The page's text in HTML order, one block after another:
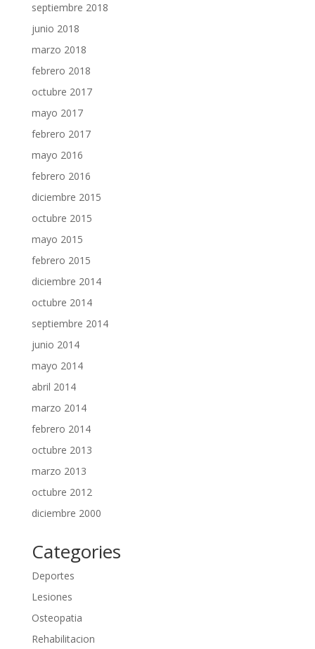
septiembre 2018
junio 2018
marzo 2018
febrero 2018
octubre 2017
mayo 2017
febrero 2017
mayo 2016
febrero 2016
diciembre 2015
octubre 2015
mayo 2015
febrero 2015
diciembre 2014
octubre 2014
septiembre 2014
junio 2014
mayo 2014
abril 2014
marzo 2014
febrero 2014
octubre 2013
marzo 2013
octubre 2012
diciembre 2000
Categories
Deportes
Lesiones
Osteopatia
Rehabilitacion